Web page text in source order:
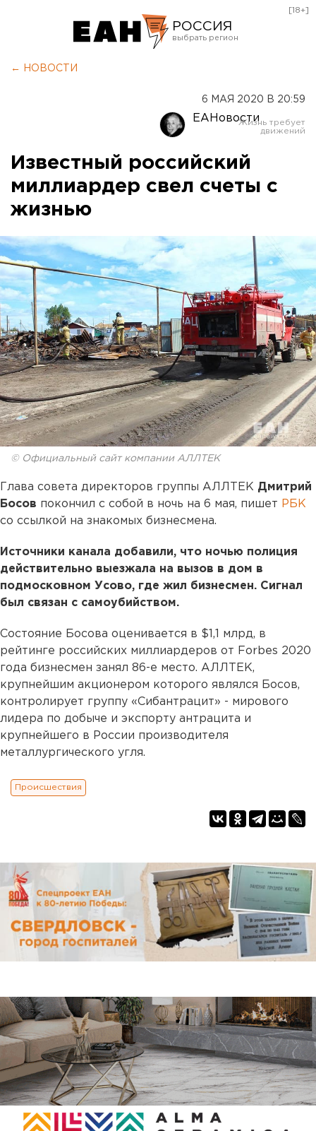
РОССИЯ
Оренбург
[18+]
← НОВОСТИ
6 МАЯ 2020 В 20:59
ЕАНовости
Известный российский
миллиардер свел счеты с
жизнью
© Официальный сайт компании АЛЛТЕК
Глава совета директоров группы АЛЛТЕК Дмитрий
Босов покончил с собой в ночь на 6 мая, пишет РБК
со ссылкой на знакомых бизнесмена.
Источники канала добавили, что ночью полиция
действительно выезжала на вызов в дом в
подмосковном Усово, где жил бизнесмен. Сигнал
был связан с самоубийством.
Состояние Босова оценивается в $1,1 млрд, в
рейтинге российских миллиардеров от Forbes 2020
года бизнесмен занял 86-е место. АЛЛТЕК,
крупнейшим акционером которого являлся Босов,
контролирует группу «Сибантрацит» - мирового
лидера по добыче и экспорту антрацита и
крупнейшего в России производителя
металлургического угля.
Происшествия